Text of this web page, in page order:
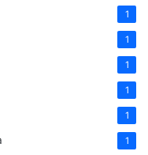
1
1
1
1
1
1